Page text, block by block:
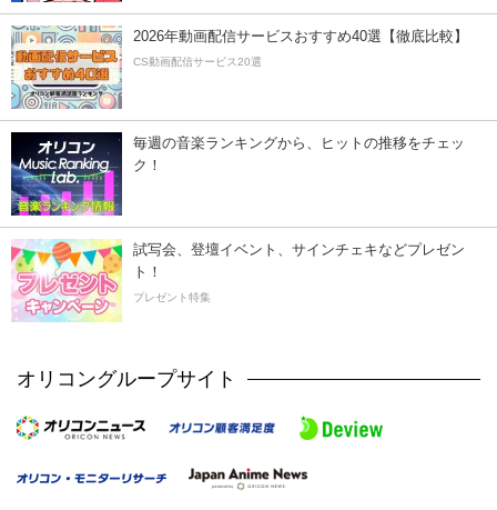
2026年動画配信サービスおすすめ40選【徹底比較】
CS動画配信サービス20選
毎週の音楽ランキングから、ヒットの推移をチェッ
ク！
試写会、登壇イベント、サインチェキなどプレゼン
ト！
プレゼント特集
オリコングループサイト